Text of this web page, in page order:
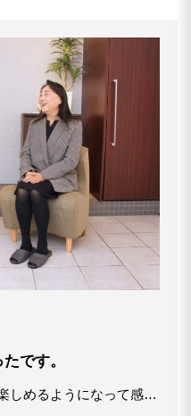
です。
おかげさまで好きなテニスが楽しめるようになって感謝しております。 土台がずれていたことで、あちこちに不具合がでてきてしまっていたのですが、距骨調整を続けることで、肩や腰の不調も改善してきました。 これからもよろしくお願いいたします。